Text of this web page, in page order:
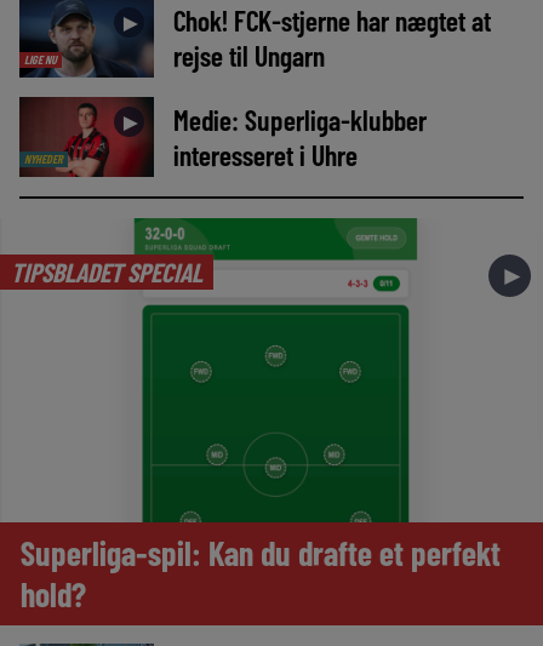
LIGE NU
►
Chok! FCK-stjerne har nægtet at
rejse til Ungarn
NYHEDER
►
Medie: Superliga-klubber
interesseret i Uhre
TIPSBLADET SPECIAL ►
Superliga-spil: Kan du drafte et perfekt
hold?